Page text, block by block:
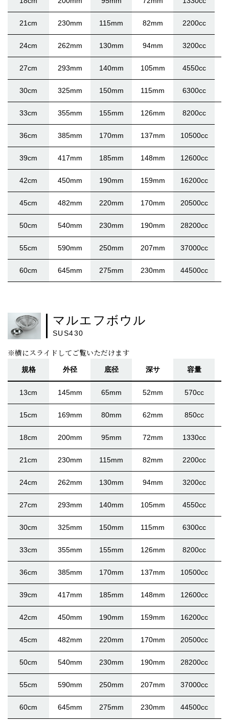
21cm 230mm 115mm 82mm 2200cc
24cm 262mm 130mm 94mm 3200cc
27cm 293mm 140mm 105mm 4550cc
30cm 325mm 150mm 115mm 6300cc
33cm 355mm 155mm 126mm 8200cc
36cm 385mm 170mm 137mm 10500cc
39cm 417mm 185mm 148mm 12600cc
42cm 450mm 190mm 159mm 16200cc
45cm 482mm 220mm 170mm 20500cc
50cm 540mm 230mm 190mm 28200cc
55cm 590mm 250mm 207mm 37000cc
60cm 645mm 275mm 230mm 44500cc
マルエフボウル
SUS430
※横にスライドしてご覧いただけます
規格 外径 底径 深サ 容量
13cm 145mm 65mm 52mm 570cc
15cm 169mm 80mm 62mm 850cc
18cm 200mm 95mm 72mm 1330cc
21cm 230mm 115mm 82mm 2200cc
24cm 262mm 130mm 94mm 3200cc
27cm 293mm 140mm 105mm 4550cc
30cm 325mm 150mm 115mm 6300cc
33cm 355mm 155mm 126mm 8200cc
36cm 385mm 170mm 137mm 10500cc
39cm 417mm 185mm 148mm 12600cc
42cm 450mm 190mm 159mm 16200cc
45cm 482mm 220mm 170mm 20500cc
50cm 540mm 230mm 190mm 28200cc
55cm 590mm 250mm 207mm 37000cc
60cm 645mm 275mm 230mm 44500cc